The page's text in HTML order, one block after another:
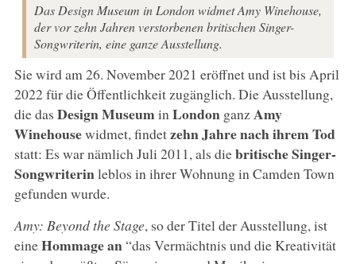
Das Design Museum in London widmet Amy Winehouse,
der vor zehn Jahren verstorbenen britischen Singer-
Songwriterin, eine ganze Ausstellung.
Sie wird am 26. November 2021 eröffnet und ist bis April
2022 für die Öffentlichkeit zugänglich. Die Ausstellung,
die das Design Museumin London ganzAmy
Winehousewidmet, findetzehn Jahre nach ihrem Tod
statt: Es war nämlich Juli 2011, als diebritische Singer-
Songwriterinleblos in ihrer Wohnung in Camden Town
gefunden wurde.
Amy: Beyond the Stage, so der Titel der Ausstellung, ist
eineHommage an“das Vermächtnis und die Kreativität